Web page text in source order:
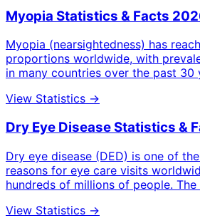
Myopia Statistics & Facts
Myopia (nearsightedness) has
proportions worldwide, with
in many countries over the past 30
View Statistics →
Dry Eye Disease Statistics &
Dry eye disease (DED) is one of
reasons for eye care visits
hundreds of millions of people.
View Statistics →